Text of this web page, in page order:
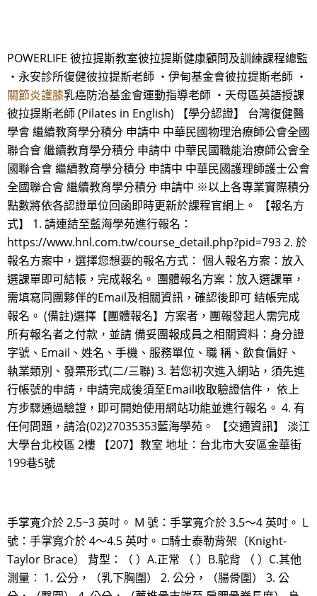
POWERLIFE 彼拉提斯教室彼拉提斯健康顧問及訓練課程總監
・永安診所復健彼拉提斯老師 ・伊甸基金會彼拉提斯老師 ・
關節炎護膝乳癌防治基金會運動指導老師 ・天母區英語授課
彼拉提斯老師 (Pilates in English) 【學分認證】 台灣復健醫
學會 繼續教育學分積分 申請中 中華民國物理治療師公會全國
聯合會 繼續教育學分積分 申請中 中華民國職能治療師公會全
國聯合會 繼續教育學分積分 申請中 中華民國護理師護士公會
全國聯合會 繼續教育學分積分 申請中 ※以上各專業實際積分
點數將依各認證單位回函即時更新於課程官網上。 【報名方
式】 1. 請連結至藍海學苑進行報名：
https://www.hnl.com.tw/course_detail.php?pid=793 2. 於
報名方案中，選擇您想要的報名方式： 個人報名方案：放入
選課單即可結帳，完成報名。 團體報名方案：放入選課單，
需填寫同團夥伴的Email及相關資訊，確認後即可 結帳完成
報名。 (備註)選擇【團體報名】方案者，團報發起人需完成
所有報名者之付款，並請 備妥團報成員之相關資料：身分證
字號、Email、姓名、手機、服務單位、職 稱、飲食偏好、
執業類別、發票形式(二/三聯) 3. 若您初次進入網站，須先進
行帳號的申請，申請完成後須至Email收取驗證信件， 依上
方步驟通過驗證，即可開始使用網站功能並進行報名。 4. 有
任何問題，請洽(02)27035353藍海學苑。 【交通資訊】 淡江
大學台北校區 2樓 【207】教室 地址：台北市大安區金華街
199巷5號
手掌寬介於 2.5~3 英吋。 M 號：手掌寬介於 3.5～4 英吋。 L
號：手掌寬介於 4～4.5 英吋。 □騎士泰勒背架（Knight-
Taylor Brace） 背型：（ ）A.正常 （ ）B.駝背 （ ）C.其他
測量： 1. 公分，（乳下胸圍） 2. 公分，（腸骨圍） 3. 公